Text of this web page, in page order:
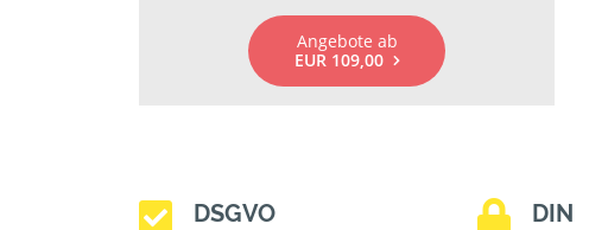
Angebote ab
EUR 109,00
DSGVO DIN